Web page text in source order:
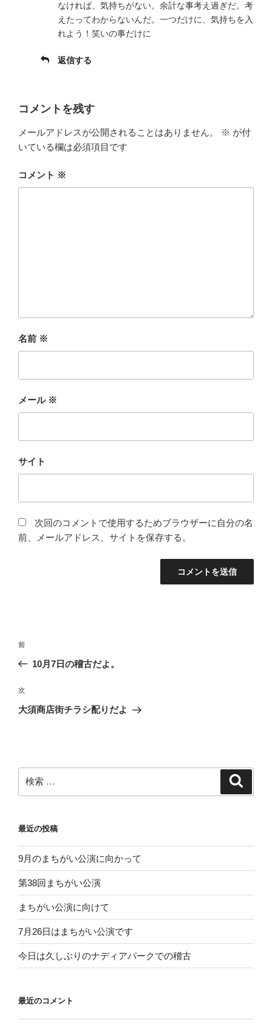
なければ、気持ちがない。余計な事考え過ぎだ。考
えたってわからないんだ。一つだけに、気持ちを入
れよう！笑いの事だけに
返信する
コメントを残す
メールアドレスが公開されることはありません。 ※ が付
いている欄は必須項目です
コメント ※
名前 ※
メール ※
サイト
次回のコメントで使用するためブラウザーに自分の名
前、メールアドレス、サイトを保存する。
投
ビ
ゲ
ン
過
去
投
稿
前
10月7日の稽古だよ。
次
の
次
大須商店街チラシ配りだよ
索:
最近の投稿
9月のまちがい公演に向かって
第38回まちがい公演
まちがい公演に向けて
7月26日はまちがい公演です
今日は久しぶりのナディアパークでの稽古
最近のコメント